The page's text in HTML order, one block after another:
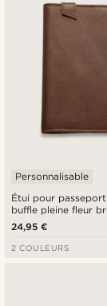
Étui pour
buffle pleine fleur
Personnalisable
24,95 €
2 COULEURS